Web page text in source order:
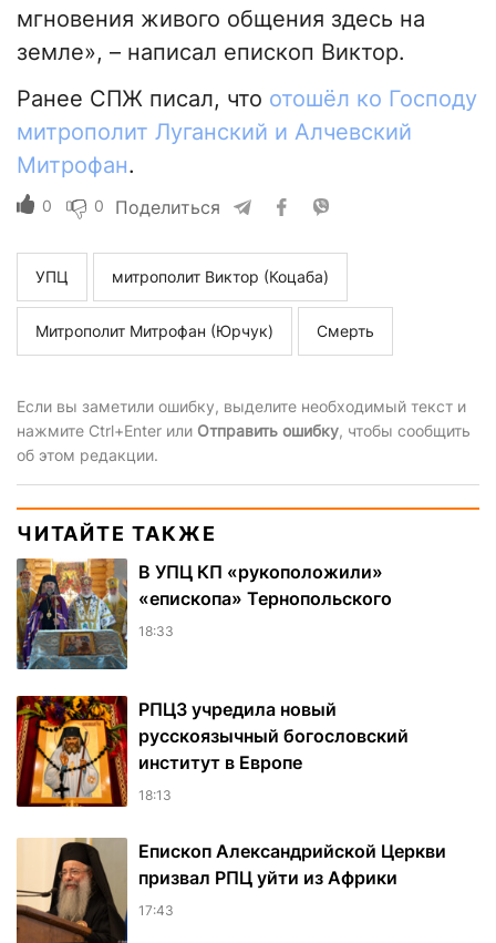
мгновения живого общения здесь на
земле», – написал епископ Виктор.
Ранее СПЖ писал, что отошёл ко Господу
митрополит Луганский и Алчевский
Митрофан.
0 0 Поделиться
УПЦ митрополит Виктор (Коцаба)
Митрополит Митрофан (Юрчук) Смерть
Если вы заметили ошибку, выделите необходимый текст и
нажмите Ctrl+Enter или Отправить ошибку, чтобы сообщить
об этом редакции.
ЧИТАЙТЕ ТАКЖЕ
В УПЦ КП «рукоположили»
«епископа» Тернопольского
18:33
РПЦЗ учредила новый
русскоязычный богословский
институт в Европе
18:13
Епископ Александрийской Церкви
призвал РПЦ уйти из Африки
17:43